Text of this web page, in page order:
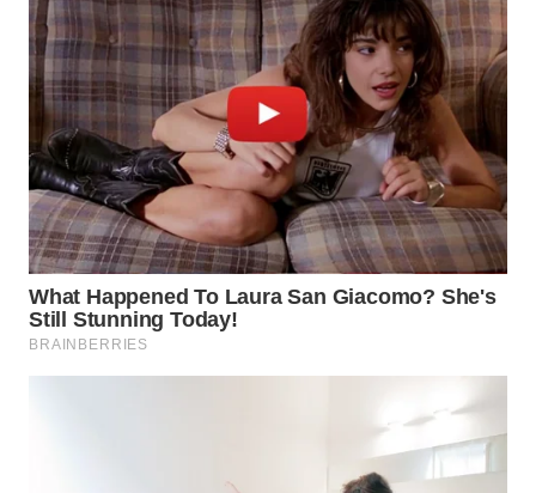
Wahana
Group
WAHANA
NEWS
WAHANA
TANI
WAHANA
ADVOKAT